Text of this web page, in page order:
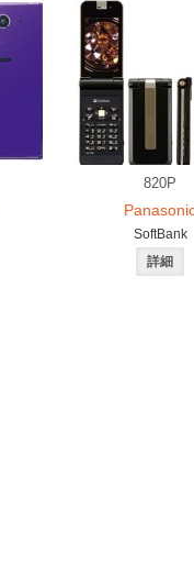
820P
SoftBank